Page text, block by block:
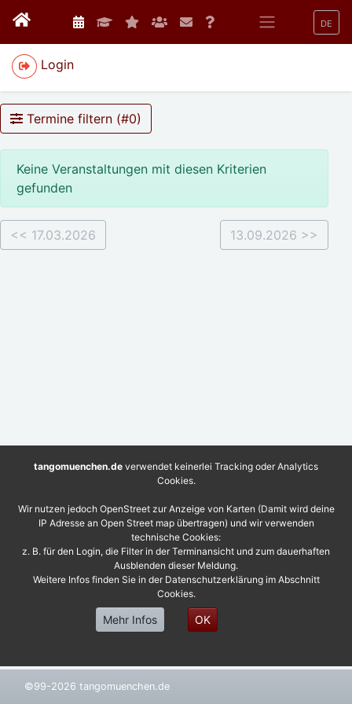
DE
Login
Termine filtern (#0)
Keine Veranstaltungen mit diesen Kriterien
gefunden
<< 17.03.2026 13.09.2026 >>
©99-2026 tangomuenchen.de
tangomuenchen.de verwendet keinerlei Tracking oder Analytics
Cookies.
Wir nutzen jedoch OpenStreet zur Anzeige von Karten (Damit wird deine
IP Adresse an Open Street map übertragen) und wir verwenden
technische Cookies:
z. B. für den Login, die Filter in der Terminansicht und zum dauerhaften
Ausblenden dieser Meldung.
Weitere Infos finden Sie in der Datenschutzerklärung im Abschnitt
Cookies.
Mehr Infos OK